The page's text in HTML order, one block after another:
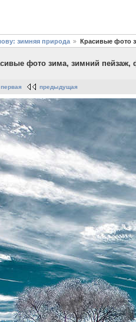
зимняя природа Красивые фото
фото зима, зимний пейзаж,
первая предыдущая